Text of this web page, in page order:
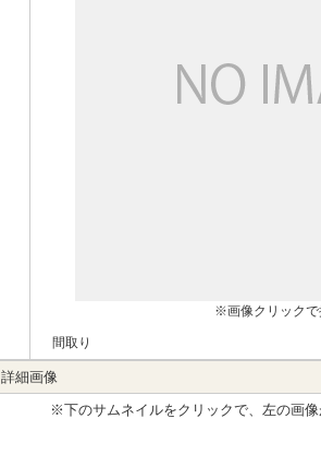
※画像クリックで
間取り
詳細画像
※下のサムネイルをクリックで、左の画像